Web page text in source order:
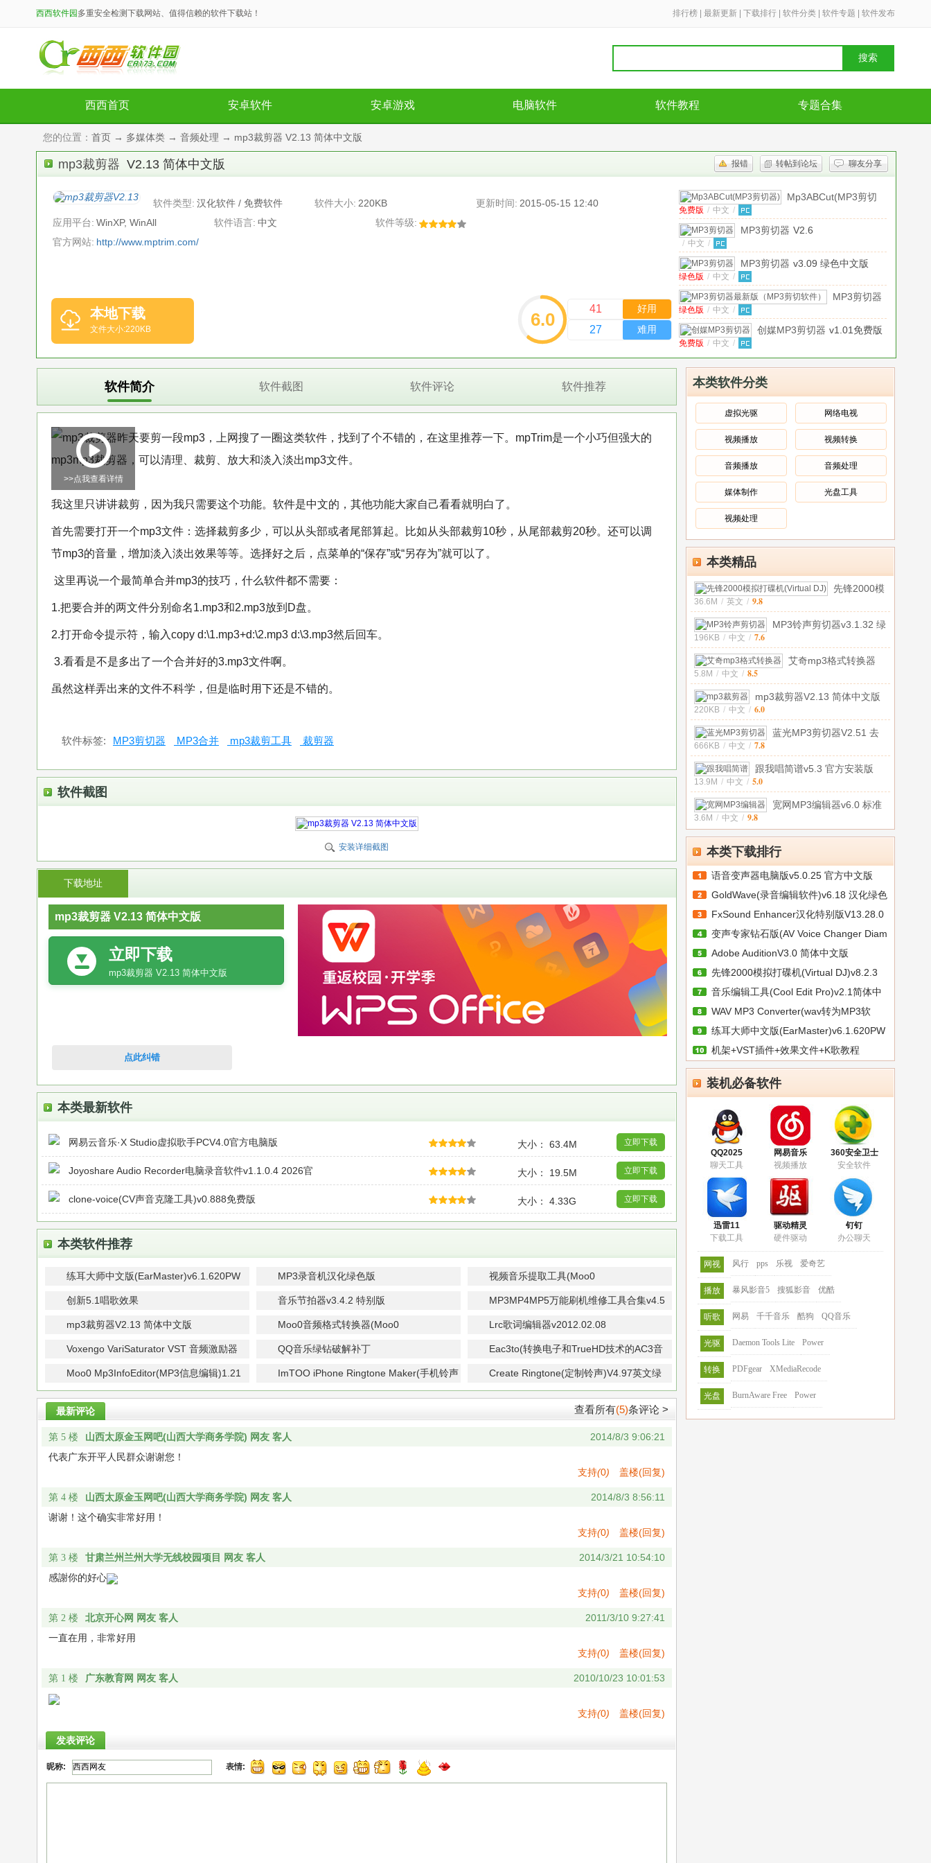
西西软件园 多重安全检测下载网站、值得信赖的软件下载站！ 排行榜 最新更新 下载排行 软件分类 软件专题 软件发布
搜索
西西首页 安卓软件 安卓游戏 电脑软件 软件教程 专题合集
您的位置： 首页 → 多媒体类 → 音频处理 → mp3裁剪器 V2.13 简体中文版
mp3裁剪器 V2.13 简体中文版 报错 转帖到论坛 聊友分享
软件类型: 汉化软件 / 免费软件 软件大小: 220KB 更新时间: 2015-05-15 12:40
应用平台: WinXP, WinAll 软件语言: 中文
软件等级:
官方网站: http://www.mptrim.com/
本地下载
文件大小:220KB 6.0
41 好用
27 难用
Mp3ABCut(MP3剪切
免费版 / 中文 /
MP3剪切器 V2.6
/ 中文 /
MP3剪切器 v3.09 绿色中文版
绿色版 / 中文 /
MP3剪切器
（MP3剪切
软件） v2.6
绿色版 / 中文 /
创媒MP3剪切器 v1.01免费版
免费版 / 中文 /
费版
绿色版 / 中文 /
挥剑斩浮云MP3剪切器
v1.0 绿色版
中文 /
火牛Mp3剪切器 v1.0 免费安
装版
中文 /
库索族mp3剪切器大师
V6.9绿色版
绿色版 / 中文 /
蓝光MP3剪切器 V2.51 去广告
免安装版
安装版 / 中文 /
本类软件分类
虚拟光驱 网络电视
视频播放 视频转换
音频播放 音频处理
媒体制作 光盘工具
视频处理
本类精品
先锋2000模
36.6M / 英文 / 9.8
MP3铃声剪切器v3.1.32 绿
196KB / 中文 / 7.6
艾奇mp3格式转换器
5.8M / 中文 / 8.5
mp3裁剪器V2.13 简体中文版
220KB / 中文 / 6.0
蓝光MP3剪切器V2.51 去
666KB / 中文 / 7.8
跟我唱简谱v5.3 官方安装版
13.9M / 中文 / 5.0
宽网MP3编辑器v6.0 标准
3.6M / 中文 / 9.8
本类下载排行
语音变声器电脑版v5.0.25 官方中文版
GoldWave(录音编辑软件)v6.18 汉化绿色
FxSound Enhancer汉化特别版V13.28.0
安
变声专家钻石版(AV Voice Changer Diam
Adobe AuditionV3.0 简体中文版
先锋2000模拟打碟机(Virtual DJ)v8.2.3
音乐编辑工具(Cool Edit Pro)v2.1简体中
WAV MP3 Converter(wav转为MP3软
件)v4.
练耳大师中文版(EarMaster)v6.1.620PW
机架+VST插件+效果文件+K歌教程
装机必备软件
QQ2025
聊天工具
网易音乐
视频播放
360安全卫士
安全软件
迅雷11
下载工具
驱动精灵
硬件驱动
钉钉
办公聊天
网视 风行 pps 乐视 爱奇艺
播放 暴风影音5 搜狐影音 优酷
听歌 网易 千千音乐 酷狗 QQ音乐
光驱 Daemon Tools Lite Power
转换 PDFgear XMediaRecode
光盘 BurnAware Free Power
软件简介 软件截图 软件评论 软件推荐
>>点我查看详情
昨天要剪一段mp3，上网搜了一圈这类软件，找到了个不错的，在这里推荐一下。mpTrim是一个小巧但强大的
mp3mp3裁剪器，可以清理、裁剪、放大和淡入淡出mp3文件。
我这里只讲讲裁剪，因为我只需要这个功能。软件是中文的，其他功能大家自己看看就明白了。
首先需要打开一个mp3文件：选择裁剪多少，可以从头部或者尾部算起。比如从头部裁剪10秒，从尾部裁剪20秒。还可以调
节mp3的音量，增加淡入淡出效果等等。选择好之后，点菜单的“保存”或“另存为”就可以了。
这里再说一个最简单合并mp3的技巧，什么软件都不需要：
1.把要合并的两文件分别命名1.mp3和2.mp3放到D盘。
2.打开命令提示符，输入copy d:\1.mp3+d:\2.mp3 d:\3.mp3然后回车。
3.看看是不是多出了一个合并好的3.mp3文件啊。
虽然这样弄出来的文件不科学，但是临时用下还是不错的。
软件标签: MP3剪切器 MP3合并 mp3裁剪工具 裁剪器
软件截图
安装详细截图
下载地址
mp3裁剪器 V2.13 简体中文版
立即下载
mp3裁剪器 V2.13 简体中文版
点此纠错
本类最新软件
网易云音乐·X Studio虚拟歌手PCV4.0官方电脑版 大小： 63.4M 立即下载
Joyoshare Audio Recorder电脑录音软件v1.1.0.4 2026官 大小： 19.5M 立即下载
clone-voice(CV声音克隆工具)v0.888免费版 大小： 4.33G 立即下载
本类软件推荐
练耳大师中文版(EarMaster)v6.1.620PW
绿色破解版
MP3录音机汉化绿色版
视频音乐提取工具(Moo0
VideoToAudio)V1.11 官方免费版
创新5.1唱歌效果 音乐节拍器v3.4.2 特别版
MP3MP4MP5万能刷机维修工具合集v4.5
绿色免费版
mp3裁剪器V2.13 简体中文版
Moo0音频格式转换器(Moo0
AudioConverter)1.32 绿色中文版
Lrc歌词编辑器v2012.02.08
Voxengo VariSaturator VST 音频激励器
v1.5 特别版
QQ音乐绿钻破解补丁
Eac3to(转换电子和TrueHD技术的AC3音
轨到AC3或FLAC)V3.26 绿色英文免费版
Moo0 Mp3InfoEditor(MP3信息编辑)1.21
中文安装版
ImTOO iPhone Ringtone Maker(手机铃声
制作)v1.0.17.0710 多国语言特别版
Create Ringtone(定制铃声)V4.97英文绿
色特别版
最新评论
查看所有(5)条评论 >
第 5 楼 山西太原金玉网吧(山西大学商务学院) 网友 客人
2014/8/3 9:06:21
代表广东开平人民群众谢谢您！
支持(0) 盖楼(回复)
第 4 楼 山西太原金玉网吧(山西大学商务学院) 网友 客人
2014/8/3 8:56:11
谢谢！这个确实非常好用！
支持(0) 盖楼(回复)
第 3 楼 甘肃兰州兰州大学无线校园项目 网友 客人
2014/3/21 10:54:10
感謝你的好心
支持(0) 盖楼(回复)
第 2 楼 北京开心网 网友 客人
2011/3/10 9:27:41
一直在用，非常好用
支持(0) 盖楼(回复)
第 1 楼 广东教育网 网友 客人 2010/10/23 10:01:53
支持(0) 盖楼(回复)
发表评论
昵称: 表情: